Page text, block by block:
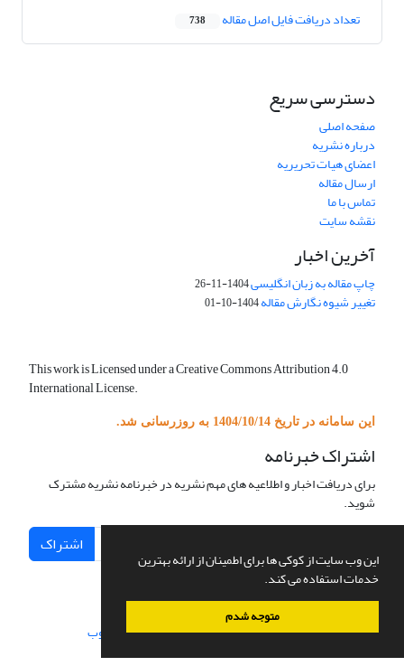
این وب سایت از کوکی ها برای اطمینان از ارائه بهترین
خدمات استفاده می کند.
متوجه شدم
تعداد دریافت فایل اصل مقاله 738
دسترسی سریع
صفحه اصلی
درباره نشریه
اعضای هیات تحریریه
ارسال مقاله
تماس با ما
نقشه سایت
آخرین اخبار
چاپ مقاله به زبان انگلیسی1404-11-26
تغییر شیوه نگارش مقاله1404-10-01
This work is Licensed under a Creative Commons Attribution 4.0
International License.
این سامانه در تاریخ 1404/10/14 به روزرسانی شد.
اشتراک خبرنامه
برای دریافت اخبار و اطلاعیه های مهم نشریه در خبرنامه نشریه مشترک
شوید.
اشتراک
سامانه مدیریت نشریات علمی.طراحی و پیاده سازی از سیناوب